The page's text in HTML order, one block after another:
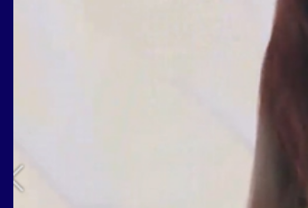
Không gian văn hóa
Chuyển đổi số